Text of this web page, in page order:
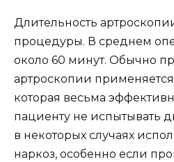
Длительность
процедуры. В среднем
около 60 минут. Обычно
артроскопии применяется
которая весьма
пациенту не испытывать
в некоторых случаях
наркоз, особенно если